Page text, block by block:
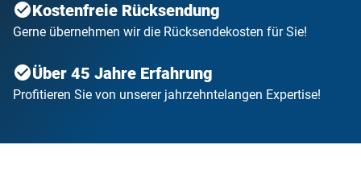
Kostenfreie Rücksendung
Gerne übernehmen wir die Rücksendekosten für Sie!
Über 45 Jahre Erfahrung
Profitieren Sie von unserer jahrzehntelangen Expertise!